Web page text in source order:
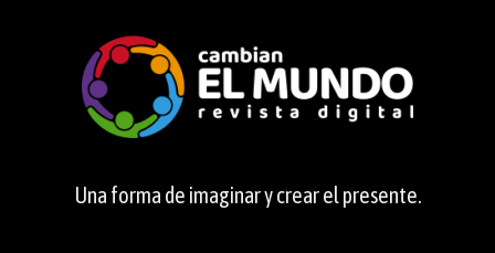
Una forma de imaginar y crear el presente.